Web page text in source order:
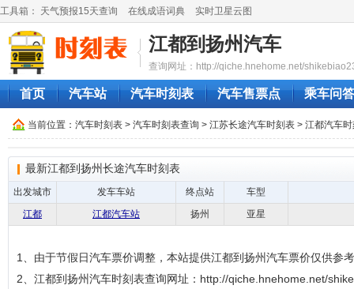
工具箱： 天气预报15天查询 在线成语词典 实时卫星云图
江都到扬州汽车
查询网址：http://qiche.hnehome.net/
首页 汽车站 汽车时刻表 汽车售票点 乘车问答
当前位置： 汽车时刻表 > 汽车时刻表查询 > 江苏长途汽车时刻表 > 江都汽车
最新江都到扬州长途汽车时刻表
出发城市 发车车站 终点站
车型
江都
江都汽车站 扬州 亚星
1、由于节假日汽车票价调整，本站提供江都到扬州汽车票价仅供参
2、江都到扬州汽车时刻表查询网址：http://qiche.hnehome.net/